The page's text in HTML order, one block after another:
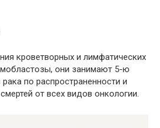
кроветворных и лимфатических
они занимают 5-ю
по распространенности и
от всех видов онкологии.